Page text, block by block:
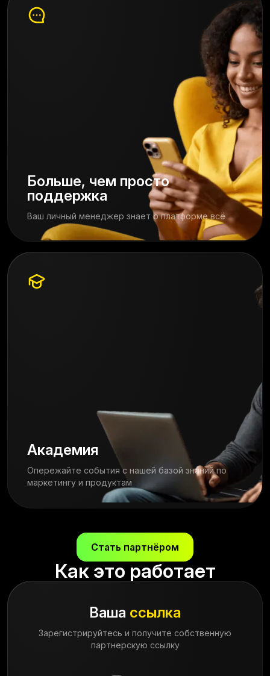
Больше, чем просто
поддержка
Ваш личный менеджер знает о платформе всё
Академия
Опережайте события с нашей базой знаний по
маркетингу и продуктам
Стать партнёром
Как это работает
Ваша ссылка
Зарегистрируйтесь и получите собственную
партнерскую ссылку